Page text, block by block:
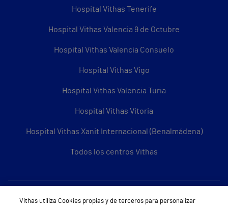
Hospital Vithas Tenerife
Hospital Vithas Valencia 9 de Octubre
Hospital Vithas Valencia Consuelo
Hospital Vithas Vigo
Hospital Vithas Valencia Turia
Hospital Vithas Vitoria
Hospital Vithas Xanit Internacional (Benalmádena)
Todos los centros Vithas
Sobre Vithas
Vithas utiliza Cookies propias y de terceros para personalizar